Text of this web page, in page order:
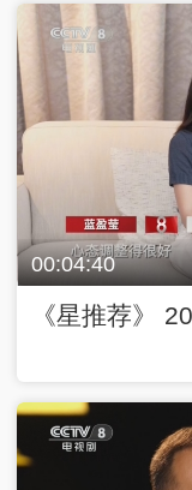
00:04:40
《星推荐》